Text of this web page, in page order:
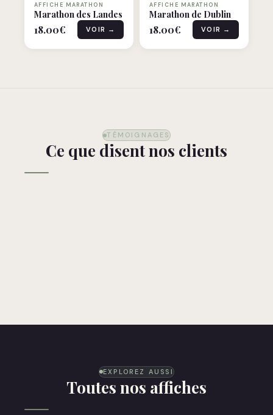
AFFICHE MARATHON
Marathon des Landes
18.00€ VOIR →
AFFICHE MARATHON
Marathon de Dublin
18.00€ VOIR →
TÉMOIGNAGES
Ce que disent nos clients
EXPLOREZ AUSSI
Toutes nos affiches